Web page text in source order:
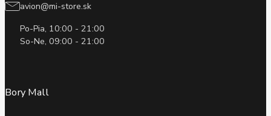
avion@mi-store.sk
Po-Pia, 10:00 - 21:00
So-Ne, 09:00 - 21:00
Bory Mall